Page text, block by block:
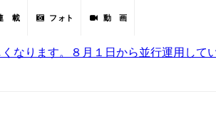
載 フォト 動 画
なります。８月１日から並行運用して